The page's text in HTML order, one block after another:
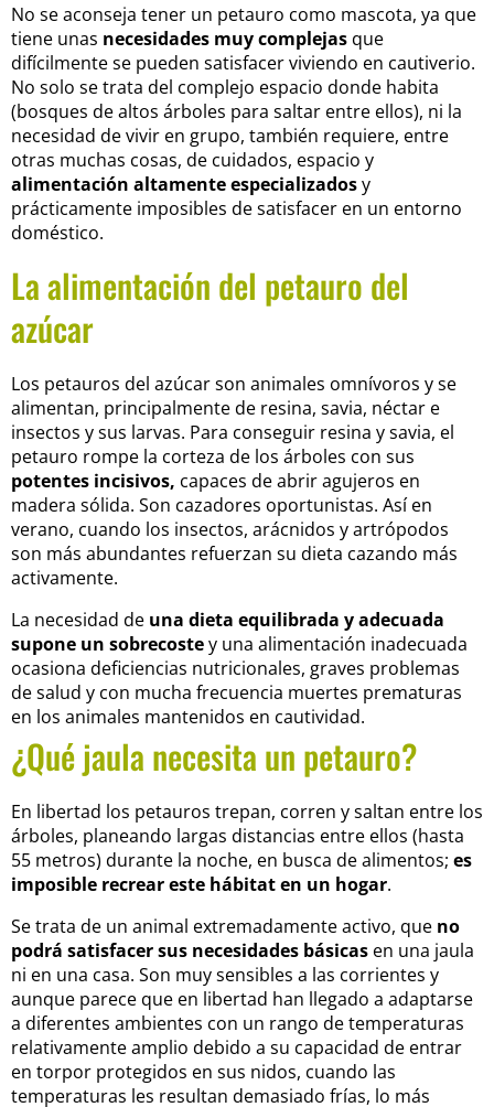
No se aconseja tener un petauro como mascota, ya que
tiene unas necesidades muy complejas que
difícilmente se pueden satisfacer viviendo en cautiverio.
No solo se trata del complejo espacio donde habita
(bosques de altos árboles para saltar entre ellos), ni la
necesidad de vivir en grupo, también requiere, entre
otras muchas cosas, de cuidados, espacio y
alimentación altamente especializadosy
prácticamente imposibles de satisfacer en un entorno
doméstico.
La alimentación del petauro del
azúcar
Los petauros del azúcar son animales omnívoros y se
alimentan, principalmente de resina, savia, néctar e
insectos y sus larvas. Para conseguir resina y savia, el
petauro rompe la corteza de los árboles con sus
potentes incisivos, capaces de abrir agujeros en
madera sólida. Son cazadores oportunistas. Así en
verano, cuando los insectos, arácnidos y artrópodos
son más abundantes refuerzan su dieta cazando más
activamente.
La necesidad de una dieta equilibrada y adecuada
supone un sobrecostey una alimentación inadecuada
ocasiona deficiencias nutricionales, graves problemas
de salud y con mucha frecuencia muertes prematuras
en los animales mantenidos en cautividad.
¿Qué jaula necesita un petauro?
En libertad los petauros trepan, corren y saltan entre los
árboles, planeando largas distancias entre ellos (hasta
55 metros) durante la noche, en busca de alimentos; es
imposible recrear este hábitat en un hogar.
Se trata de un animal extremadamente activo, que no
podrá satisfacer sus necesidades básicas en una jaula
ni en una casa. Son muy sensibles a las corrientes y
aunque parece que en libertad han llegado a adaptarse
a diferentes ambientes con un rango de temperaturas
relativamente amplio debido a su capacidad de entrar
en torpor protegidos en sus nidos, cuando las
temperaturas les resultan demasiado frías, lo más